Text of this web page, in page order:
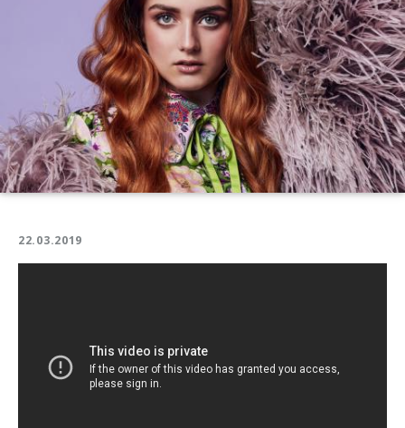
22.03.2019